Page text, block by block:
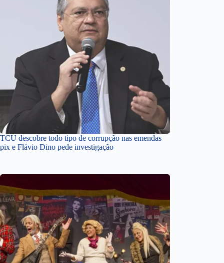
TCU descobre todo tipo de corrupção nas emendas
pix e Flávio Dino pede investigação